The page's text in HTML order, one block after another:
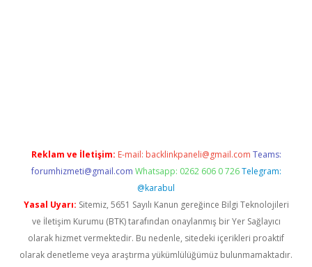
Reklam ve İletişim: E-mail: backlinkpaneli@gmail.com Teams:
forumhizmeti@gmail.com Whatsapp: 0262 606 0 726 Telegram:
@karabul
Yasal Uyarı: Sitemiz, 5651 Sayılı Kanun gereğince Bilgi Teknolojileri
ve İletişim Kurumu (BTK) tarafından onaylanmış bir Yer Sağlayıcı
olarak hizmet vermektedir. Bu nedenle, sitedeki içerikleri proaktif
olarak denetleme veya araştırma yükümlülüğümüz bulunmamaktadır.